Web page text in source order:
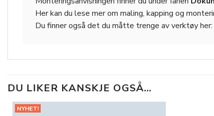
Her kan du lese mer om maling, kapping og
Du finner også det du måtte trenge av verktøy her:
DU LIKER KANSKJE OGSÅ…
NYHET!